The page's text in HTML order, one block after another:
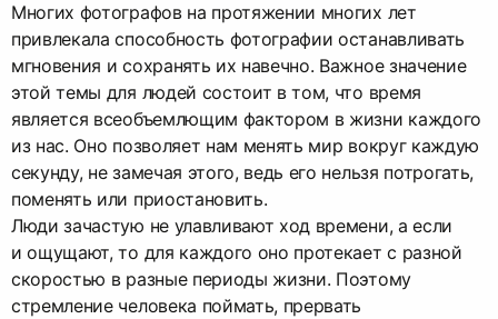
Многих фотографов на протяжении многих лет
привлекала способность фотографии останавливать
мгновения и сохранять их навечно. Важное значение
этой темы для людей состоит в том, что время
является всеобъемлющим фактором в жизни каждого
из нас. Оно позволяет нам менять мир вокруг каждую
секунду, не замечая этого, ведь его нельзя потрогать,
поменять или приостановить.
Люди зачастую не улавливают ход времени, а если
и ощущают, то для каждого оно протекает с разной
скоростью в разные периоды жизни. Поэтому
стремление человека поймать, прервать